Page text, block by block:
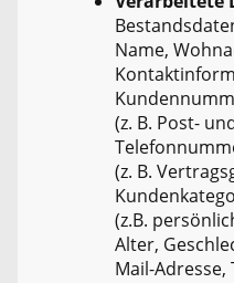
Name,
(z. B. Post-
(z. B.
(z.B.
Alter,
Mail-